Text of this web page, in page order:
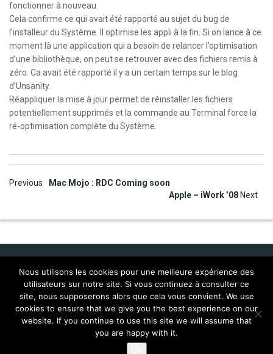
fonctionner à nouveau.
Cela confirme ce qui avait été rapporté au sujet du bug de
l’installeur du Système. Il optimise les appli à la fin. Si on lance à ce
moment là une application qui a besoin de relancer l’optimisation
d’une bibliothèque, on peut se retrouver avec des fichiers remis à
zéro. Ca avait été rapporté il y a un certain temps sur le blog
d’Unsanity.
Réappliquer la mise à jour permet de réinstaller les fichiers
potentiellement supprimés et la commande au Terminal force la
ré-optimisation complète du Système.
Post
Previous
Mac Mojo : RDC Coming soon
Apple – iWork ’08 Next
Idol Corporate
FAQ Mac:WMP 9 (français)
Localisations
Mac:WMP9 for Mac FAQ
Scripts
Alea jacta Ouest , All rights reserved
Nous utilisons les cookies pour une meilleure expérience des
utilisateurs sur notre site. Si vous continuez à consulter ce
site, nous supposerons alors que cela vous convient. We use
cookies to ensure that we give you the best experience on our
website. If you continue to use this site we will assume that
you are happy with it.